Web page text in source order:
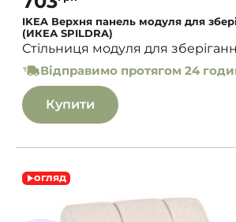
IKEA Верхня панель модуля для
(ИКЕА SPILDRA)
Стільниця модуля для
Відправимо протягом 24
Купити
огляд